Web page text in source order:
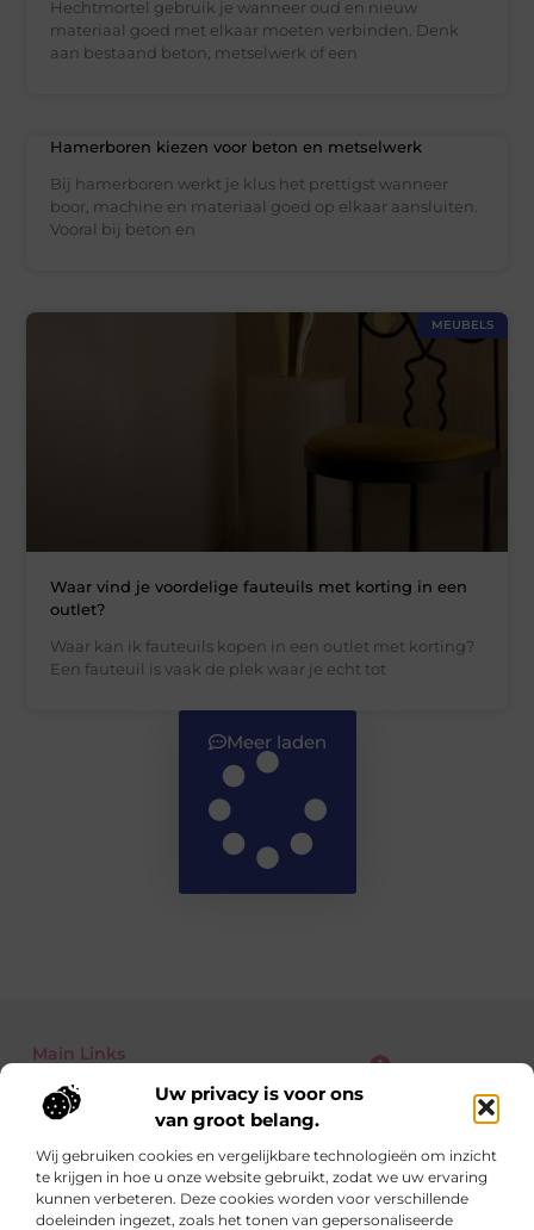
Uw privacy is voor ons
van groot belang.
Wij gebruiken cookies en vergelijkbare technologieën om inzicht
te krijgen in hoe u onze website gebruikt, zodat we uw ervaring
kunnen verbeteren. Deze cookies worden voor verschillende
doeleinden ingezet, zoals het tonen van gepersonaliseerde
Hechtmortel gebruik je wanneer oud en nieuw
materiaal goed met elkaar moeten verbinden. Denk
aan bestaand beton, metselwerk of een
Hamerboren kiezen voor beton en metselwerk
Bij hamerboren werkt je klus het prettigst wanneer
boor, machine en materiaal goed op elkaar aansluiten.
Vooral bij beton en
MEUBELS
Waar vind je voordelige fauteuils met korting in een
outlet?
Waar kan ik fauteuils kopen in een outlet met korting?
Een fauteuil is vaak de plek waar je echt tot
Meer laden
Main Links
Dagelijks nieuwe inspiratie op StudioZoe.nl
Artikelen boordevol ideeën, inzichten en praktische tips